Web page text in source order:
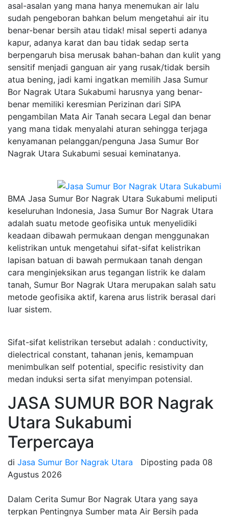
asal-asalan yang mana hanya menemukan air lalu
sudah pengeboran bahkan belum mengetahui air itu
benar-benar bersih atau tidak! misal seperti adanya
kapur, adanya karat dan bau tidak sedap serta
berpengaruh bisa merusak bahan-bahan dan kulit yang
sensitif menjadi ganguan air yang rusak/tidak bersih
atua bening, jadi kami ingatkan memilih Jasa Sumur
Bor Nagrak Utara Sukabumi harusnya yang benar-
benar memiliki keresmian Perizinan dari SIPA
pengambilan Mata Air Tanah secara Legal dan benar
yang mana tidak menyalahi aturan sehingga terjaga
kenyamanan pelanggan/penguna Jasa Sumur Bor
Nagrak Utara Sukabumi sesuai keminatanya.
BMA Jasa Sumur Bor Nagrak Utara Sukabumi meliputi
keseluruhan Indonesia, Jasa Sumur Bor Nagrak Utara
adalah suatu metode geofisika untuk menyelidiki
keadaan dibawah permukaan dengan menggunakan
kelistrikan untuk mengetahui sifat-sifat kelistrikan
lapisan batuan di bawah permukaan tanah dengan
cara menginjeksikan arus tegangan listrik ke dalam
tanah, Sumur Bor Nagrak Utara merupakan salah satu
metode geofisika aktif, karena arus listrik berasal dari
luar sistem.
Sifat-sifat kelistrikan tersebut adalah : conductivity,
dielectrical constant, tahanan jenis, kemampuan
menimbulkan self potential, specific resistivity dan
medan induksi serta sifat menyimpan potensial.
JASA SUMUR BOR Nagrak
Utara Sukabumi
Terpercaya
di Jasa Sumur Bor Nagrak Utara Diposting pada 08
Agustus 2026
Dalam Cerita Sumur Bor Nagrak Utara yang saya
terpkan Pentingnya Sumber mata Air Bersih pada